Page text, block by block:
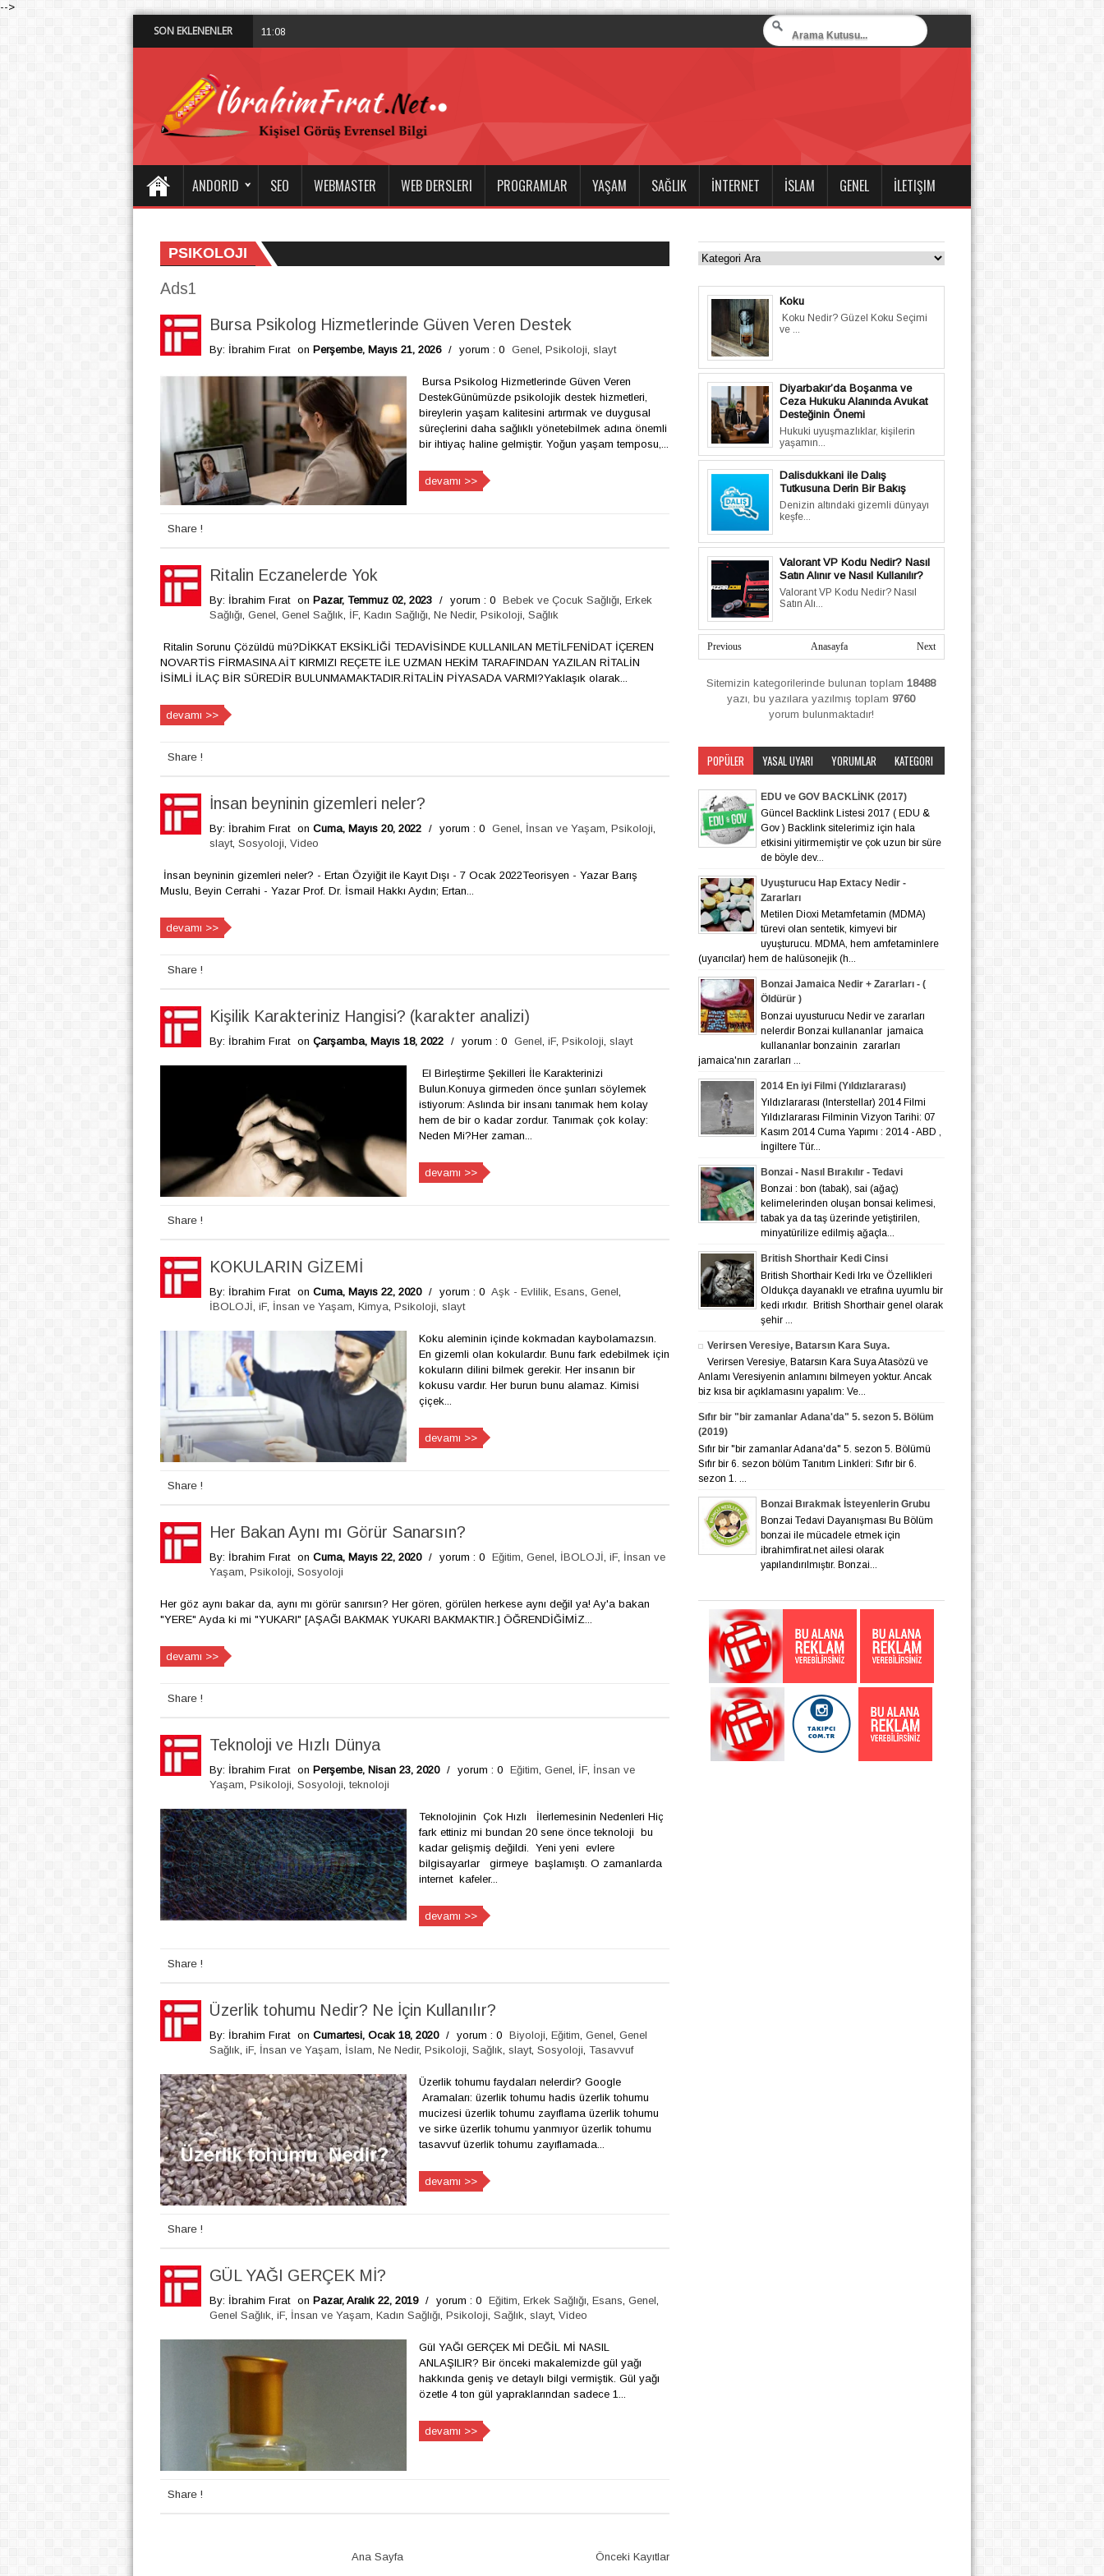
-->
SON EKLENENLER 11:08 PM
ANDORID SEO WEBMASTER WEB DERSLERI PROGRAMLAR YAŞAM SAĞLIK İNTERNET İSLAM GENEL İLETIŞIM
PSIKOLOJI
Ads1
Bursa Psikolog Hizmetlerinde Güven Veren Destek
By: İbrahim Fırat on Perşembe, Mayıs 21, 2026 / yorum : 0 Genel Psikoloji slayt
Bursa Psikolog Hizmetlerinde Güven Veren
DestekGünümüzde psikolojik destek hizmetleri,
bireylerin yaşam kalitesini artırmak ve duygusal
süreçlerini daha sağlıklı yönetebilmek adına önemli
bir ihtiyaç haline gelmiştir. Yoğun yaşam temposu,...
devamı >>
Share !
Ritalin Eczanelerde Yok
By: İbrahim Fırat on Pazar, Temmuz 02, 2023 / yorum : 0 Bebek ve Çocuk Sağlığı Erkek
Sağlığı Genel Genel Sağlık İF, Kadın Sağlığı Ne Nedir, Psikoloji Sağlık
Ritalin Sorunu Çözüldü mü?DİKKAT EKSİKLİĞİ TEDAVİSİNDE KULLANILAN METİLFENİDAT İÇEREN
NOVARTİS FİRMASINA AİT KIRMIZI REÇETE İLE UZMAN HEKİM TARAFINDAN YAZILAN RİTALİN
İSİMLİ İLAÇ BİR SÜREDİR BULUNMAMAKTADIR.RİTALİN PİYASADA VARMI?Yaklaşık olarak...
devamı >>
Share !
İnsan beyninin gizemleri neler?
By: İbrahim Fırat on Cuma, Mayıs 20, 2022 / yorum : 0 Genel İnsan ve Yaşam Psikoloji
slayt, Sosyoloji Video
İnsan beyninin gizemleri neler? - Ertan Özyiğit ile Kayıt Dışı - 7 Ocak 2022Teorisyen - Yazar Barış
Muslu, Beyin Cerrahi - Yazar Prof. Dr. İsmail Hakkı Aydın; Ertan...
devamı >>
Share !
Kişilik Karakteriniz Hangisi? (karakter analizi)
By: İbrahim Fırat on Çarşamba, Mayıs 18, 2022 / yorum : 0 Genel iF, Psikoloji slayt
El Birleştirme Şekilleri İle Karakterinizi
Bulun.Konuya girmeden önce şunları söylemek
istiyorum: Aslında bir insanı tanımak hem kolay
hem de bir o kadar zordur. Tanımak çok kolay:
Neden Mi?Her zaman...
devamı >>
Share !
KOKULARIN GİZEMİ
By: İbrahim Fırat on Cuma, Mayıs 22, 2020 / yorum : 0 Aşk - Evlilik Esans Genel
İBOLOJİ iF, İnsan ve Yaşam Kimya Psikoloji slayt
Koku aleminin içinde kokmadan kaybolamazsın.
En gizemli olan kokulardır. Bunu fark edebilmek için
kokuların dilini bilmek gerekir. Her insanın bir
kokusu vardır. Her burun bunu alamaz. Kimisi
çiçek...
devamı >>
Share !
Her Bakan Aynı mı Görür Sanarsın?
By: İbrahim Fırat on Cuma, Mayıs 22, 2020 / yorum : 0 Eğitim Genel İBOLOJİ iF, İnsan ve
Yaşam Psikoloji Sosyoloji
Her göz aynı bakar da, aynı mı görür sanırsın? Her gören, görülen herkese aynı değil ya! Ay'a bakan
"YERE" Ayda ki mi "YUKARI" [AŞAĞI BAKMAK YUKARI BAKMAKTIR.] ÖĞRENDİĞİMİZ...
devamı >>
Share !
Teknoloji ve Hızlı Dünya
By: İbrahim Fırat on Perşembe, Nisan 23, 2020 / yorum : 0 Eğitim Genel İF, İnsan ve
Yaşam Psikoloji Sosyoloji teknoloji
Teknolojinin Çok Hızlı İlerlemesinin Nedenleri Hiç
fark ettiniz mi bundan 20 sene önce teknoloji bu
kadar gelişmiş değildi. Yeni yeni evlere
bilgisayarlar girmeye başlamıştı. O zamanlarda
internet kafeler...
devamı >>
Share !
Üzerlik tohumu Nedir? Ne İçin Kullanılır?
By: İbrahim Fırat on Cumartesi, Ocak 18, 2020 / yorum : 0 Biyoloji Eğitim Genel Genel
Sağlık iF, İnsan ve Yaşam İslam Ne Nedir, Psikoloji Sağlık slayt, Sosyoloji Tasavvuf
Üzerlik tohumu faydaları nelerdir? Google
Aramaları: üzerlik tohumu hadis üzerlik tohumu
mucizesi üzerlik tohumu zayıflama üzerlik tohumu
ve sirke üzerlik tohumu yanmıyor üzerlik tohumu
tasavvuf üzerlik tohumu zayıflamada...
devamı >>
Share !
GÜL YAĞI GERÇEK Mİ?
By: İbrahim Fırat on Pazar, Aralık 22, 2019 / yorum : 0 Eğitim Erkek Sağlığı Esans Genel
Genel Sağlık iF, İnsan ve Yaşam Kadın Sağlığı Psikoloji Sağlık slayt, Video
Gül YAĞI GERÇEK Mİ DEĞİL Mİ NASIL
ANLAŞILIR? Bir önceki makalemizde gül yağı
hakkında geniş ve detaylı bilgi vermiştik. Gül yağı
özetle 4 ton gül yapraklarından sadece 1...
devamı >>
Share !
Önceki Kayıtlar
Ana Sayfa
Koku
Koku Nedir? Güzel Koku Seçimi
ve ...
Diyarbakır’da Boşanma ve
Ceza Hukuku Alanında Avukat
Desteğinin Önemi
Hukuki uyuşmazlıklar, kişilerin
yaşamın...
Dalisdukkani ile Dalış
Tutkusuna Derin Bir Bakış
Denizin altındaki gizemli dünyayı
keşfe...
Valorant VP Kodu Nedir? Nasıl
Satın Alınır ve Nasıl Kullanılır?
Valorant VP Kodu Nedir? Nasıl
Satın Alı...
Previous Next
Anasayfa
Sitemizin kategorilerinde bulunan toplam 18488
yazı, bu yazılara yazılmış toplam 9760
yorum bulunmaktadır!
POPÜLER YASAL UYARI YORUMLAR KATEGORI
EDU ve GOV BACKLİNK (2017)
Güncel Backlink Listesi 2017 ( EDU &
Gov ) Backlink sitelerimiz için hala
etkisini yitirmemiştir ve çok uzun bir süre
de böyle dev...
Uyuşturucu Hap Extacy Nedir -
Zararları
Metilen Dioxi Metamfetamin (MDMA)
türevi olan sentetik, kimyevi bir
uyuşturucu. MDMA, hem amfetaminlere
(uyarıcılar) hem de halüsonejik (h...
Bonzai Jamaica Nedir + Zararları - (
Öldürür )
Bonzai uyusturucu Nedir ve zararları
nelerdir Bonzai kullananlar jamaica
kullananlar bonzainin zararları
jamaica'nın zararları ...
2014 En iyi Filmi (Yıldızlararası)
Yıldızlararası (Interstellar) 2014 Filmi
Yıldızlararası Filminin Vizyon Tarihi: 07
Kasım 2014 Cuma Yapımı : 2014 - ABD ,
İngiltere Tür...
Bonzai - Nasıl Bırakılır - Tedavi
Bonzai : bon (tabak), sai (ağaç)
kelimelerinden oluşan bonsai kelimesi,
tabak ya da taş üzerinde yetiştirilen,
minyatürilize edilmiş ağaçla...
British Shorthair Kedi Cinsi
British Shorthair Kedi Irkı ve Özellikleri
Oldukça dayanaklı ve etrafına uyumlu bir
kedi ırkıdır. British Shorthair genel olarak
şehir ...
Verirsen Veresiye, Batarsın Kara Suya.
Verirsen Veresiye, Batarsın Kara Suya Atasözü ve
Anlamı Veresiyenin anlamını bilmeyen yoktur. Ancak
biz kısa bir açıklamasını yapalım: Ve...
Sıfır bir "bir zamanlar Adana'da" 5. sezon 5. Bölüm
(2019)
Sıfır bir "bir zamanlar Adana'da" 5. sezon 5. Bölümü
Sıfır bir 6. sezon bölüm Tanıtım Linkleri: Sıfır bir 6.
sezon 1. ...
Bonzai Bırakmak İsteyenlerin Grubu
Bonzai Tedavi Dayanışması Bu Bölüm
bonzai ile mücadele etmek için
ibrahimfirat.net ailesi olarak
yapılandırılmıştır. Bonzai...